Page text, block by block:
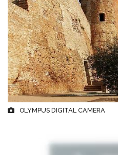
OLYMPUS DIGITAL CAMERA